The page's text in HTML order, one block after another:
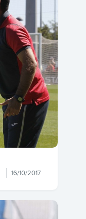
16/10/2017